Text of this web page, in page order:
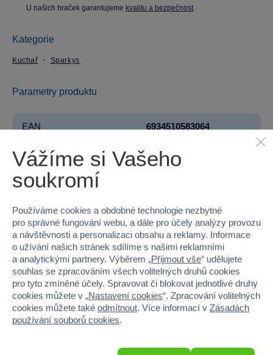
U našich hraček garantujeme kvalitu a bezpečnost.
Kategorie
Kuchař Sparkys
Parametry produktu
EAN 6934510583064
Kód produktu 16V58306
Značka
Řada BABU
Věk od 3
Pohlaví HOLKA
Materiál Dřevo
Šířka 40
Vážíme si Vašeho
soukromí
Používáme cookies a obdobné technologie nezbytné
pro správné fungování webu, a dále pro účely analýzy provozu
a návštěvnosti a personalizaci obsahu a reklamy. Informace
o užívání našich stránek sdílíme s našimi reklamními
a analytickými partnery. Výběrem „Přijmout vše“ udělujete
souhlas se zpracováním všech volitelných druhů cookies
pro tyto zmíněné účely. Spravovat či blokovat jednotlivé druhy
cookies můžete v „Nastavení cookies“. Zpracování volitelných
cookies můžete také odmítnout. Více informací v Zásadách
používání souborů cookies.